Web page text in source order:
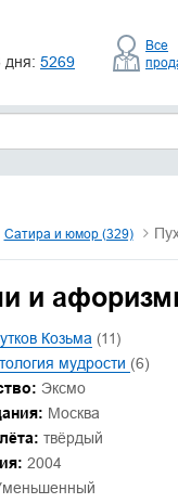
дня: 5269
Все
Сатира и юмор (329)
и
Козьма (11)
мудрости (6)
Эксмо
Москва
твёрдый
2004